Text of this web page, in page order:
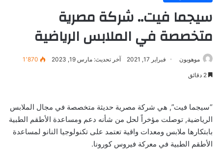
سيجما فيت.. شركة مصرية
متخصصة في الملابس الرياضية
موهوبون فبراير 17, 2021 آخر تحديث: مارس 19, 2023 1٬870
“سيجما فيت”, هي شركة مصرية حديثة متخصصة في مجال الملابس
الرياضية, توصلت مؤخراً لحل من شأنه دعم ومساعدة الأطقم الطبية
بابتكارها ملابس ومعدات واقية تعتمد على تكنولوجيا النانو لمساعدة
الأطقم الطبية في معركة فيروس كورونا.